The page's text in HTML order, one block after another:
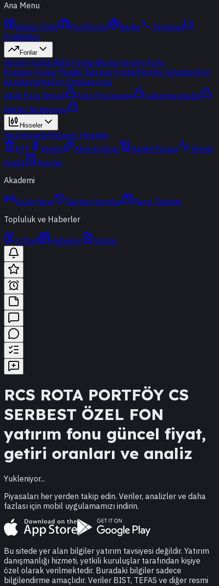
Ana Menu
Günün Özeti Portföyüm Radar
Terminal
Endeksler
Fonlar
Yatırım FonlarıBES FonlarıBorsa Yatırım Fonu
Popüler Fonlar YeniBir Bakışta FonlarPortföy ŞirketleriFon
KarşılaştırmaFon Simülasyonu
Akıllı Para Sinyali
Ters Fon Arama
Çakışma Analizi
Sektör Rotasyonu
Hisseler
Yerli HisselerYabancı Hisseler
ETF
Kripto Altın & Döviz Vadeli Piyasa
Teknik
Analiz
Araçlar
Akademi
Canlı Yayın Geçmiş Yayınlar
Yayın Takvimi
Topluluk ve Haberler
t-Chat Haberler Yazılar
RCS ROTA PORTFÖY CS
SERBEST ÖZEL FON
yatırım fonu güncel fiyat,
getiri oranları ve analiz
Yukleniyor...
Piyasaları her yerden takip edin. Veriler, analizler ve daha
fazlası için mobil uygulamamızı indirin.
Bu sitede yer alan bilgiler yatırım tavsiyesi değildir. Yatırım
danışmanlığı hizmeti, yetkili kuruluşlar tarafından kişiye
özel olarak verilmektedir. Buradaki bilgiler sadece
bilgilendirme amaçlıdır. Veriler BIST, TEFAS ve diğer resmi